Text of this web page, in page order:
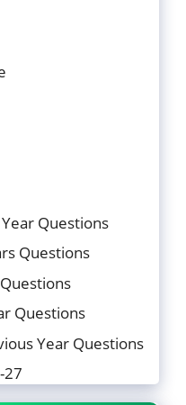
Questions
Questions
Questions
Year Questions
27